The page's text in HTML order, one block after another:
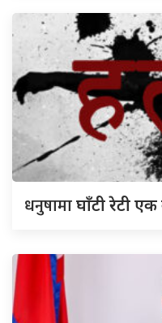
धनुषामाघाँटी रेटी एक